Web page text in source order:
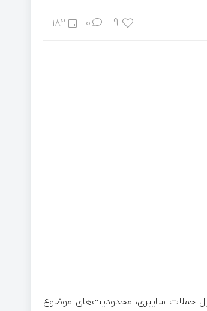
9
0
182
حملات سایبری، محدودیت‌های موضوع